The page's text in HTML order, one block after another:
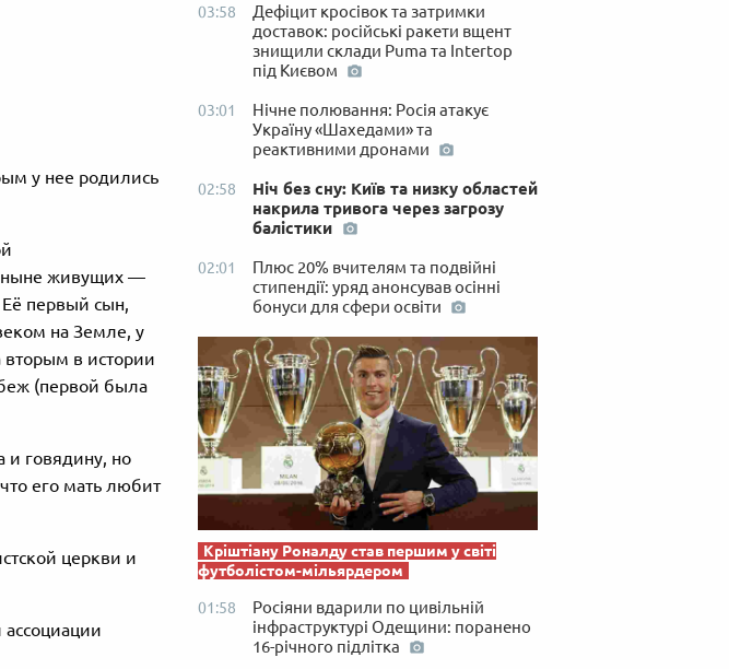
у нее родились
ныне живущих —
первый сын,
на Земле, у
вторым в истории
(первой была
и говядину, но
его мать любит
церкви и
ассоциации
03:58
Дефіцит кросівок та затримки
доставок: російські ракети вщент
знищили склади Puma та Intertop
під Києвом
03:01
Нічне полювання: Росія атакує
Україну «Шахедами» та
реактивними дронами
02:58
Ніч без сну: Київ та низку областей
накрила тривога через загрозу
балістики
02:01
Плюс 20% вчителям та подвійні
стипендії: уряд анонсував осінні
бонуси для сфери освіти
Кріштіану Роналду став першим у світі
футболістом-мільярдером
01:58
Росіяни вдарили по цивільній
інфраструктурі Одещини: поранено
16-річного підлітка